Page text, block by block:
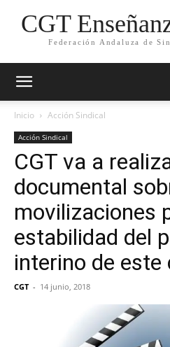
CGT
Federación Andaluza de
Inicio Acción Sindical
Acción Sindical
CGT va a
documental
movilizaciones
estabilidad del
interino de este
CGT - 14 junio, 2018